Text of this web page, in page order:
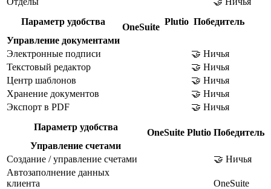
Параметр удобства
OneSuite
Plutio Победитель
Управление документами
Электронные подписи
🤝 Ничья
Текстовый редактор
🤝 Ничья
Центр шаблонов
🤝 Ничья
Хранение документов
🤝 Ничья
Экспорт в PDF
🤝 Ничья
Параметр удобства
OneSuite Plutio Победитель
Управление счетами
Создание / управление счетами
🤝 Ничья
Автозаполнение данных
клиента
OneSuite